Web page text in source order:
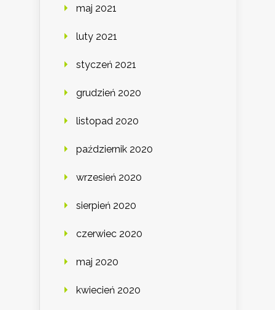
maj 2021
luty 2021
styczeń 2021
grudzień 2020
listopad 2020
październik 2020
wrzesień 2020
sierpień 2020
czerwiec 2020
maj 2020
kwiecień 2020